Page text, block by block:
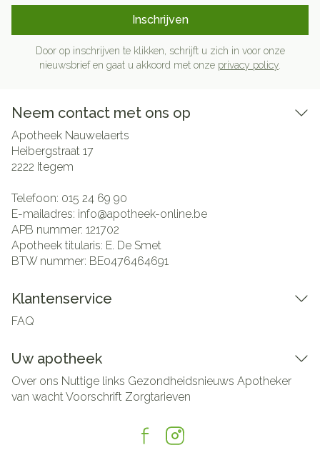
Inschrijven
Door op inschrijven te klikken, schrijft u zich in voor onze
nieuwsbrief en gaat u akkoord met onze privacy policy
Neem contact met ons op
Apotheek Nauwelaerts
Heibergstraat 17
2222 Itegem
Telefoon: 015 24 69 90
E-mailadres: info@apotheek-online.be
APB nummer: 121702
Apotheek titularis: E. De Smet
BTW nummer: BE0476464691
Klantenservice
FAQ
Uw apotheek
Over ons Nuttige links Gezondheidsnieuws Apotheker
van wachtVoorschrift Zorgtarieven